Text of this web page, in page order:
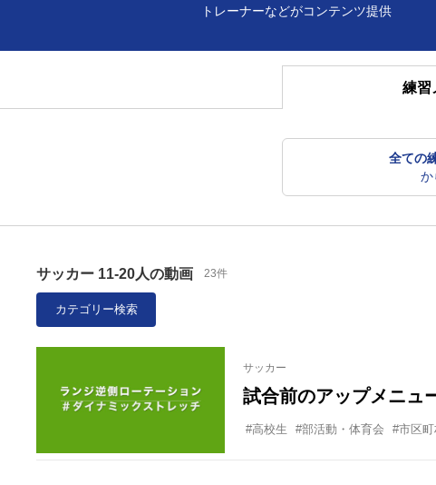
トレーナーなどがコンテンツ提供
練習
全ての
か
サッカー 11-20人の動画 23件
カテゴリー検索
サッカー
試合前のアップメニュ
#高校生 #部活動・体育会 #市区町